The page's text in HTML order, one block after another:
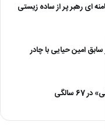
ای رهبر پر از ساده زیستی
امین حیایی با چادر
سالگی